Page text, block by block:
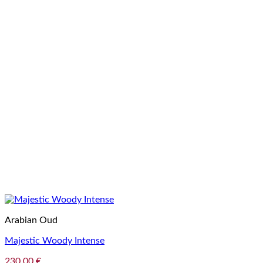
Arabian Oud
Majestic Woody Intense
230,00 €